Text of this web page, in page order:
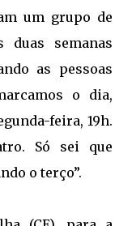
um grupo de
duas semanas
as pessoas
o dia,
feira, 19h.
Só sei que
o terço”.